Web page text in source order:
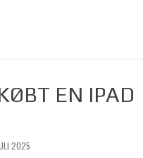
EN IPAD
2025